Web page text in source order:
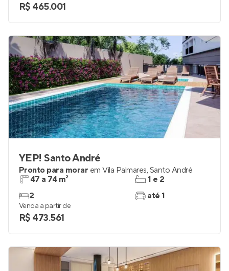
R$ 465.001
YEP! Santo André
Pronto para morar em Vila Palmares,Santo André
47 a 74 m²
2
1 e 2
até 1
Venda a partir de
R$ 473.561